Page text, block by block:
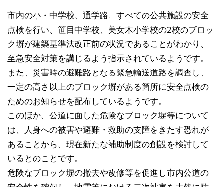
市内の小・中学校、通学路、すべての公共施設の安全
点検を行い、笹目中学校、美女木小学校の2校のブロッ
ク塀が建築基準法改正前の状況であることがわかり、
至急安全対策を講じるよう指示されているようです。
また、災害時の避難路となる緊急輸送道路を調査し、
一定の高さ以上のブロック塀がある箇所に安全点検の
ためのお知らせを配布しているようです。
このほか、公道に面した危険なブロック塀等について
は、人身への被害や避難・救助の支障をきたす恐れが
あることから、現在新たな補助制度の創設を検討して
いるとのことです。
危険なブロック塀の撤去や改修等を促進し市内公道の